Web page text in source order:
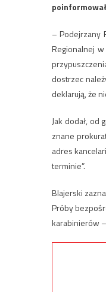
– Podejrzany
Regionalnej
dostrzec
deklarują, że
Jak dodał, od
znane
adres
terminie”.
Blajerski
Próby
karabinierów